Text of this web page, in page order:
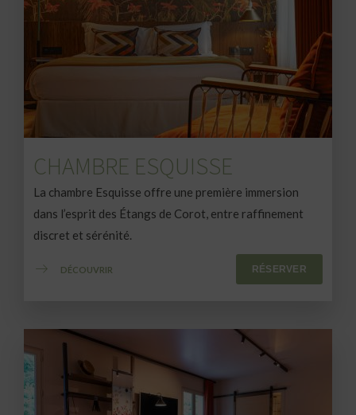
CHAMBRE ESQUISSE
La chambre Esquisse offre une première immersion
dans l’esprit des Étangs de Corot, entre raffinement
discret et sérénité.
DÉCOUVRIR RÉSERVER